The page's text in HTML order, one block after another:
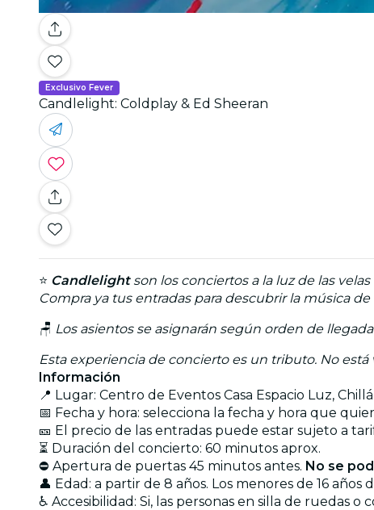
Exclusivo Fever
Candlelight: Coldplay & Ed Sheeran
⭐ Candlelightson los conciertos a la luz de las
Compra ya tus entradas para descubrir la música
🪑 Los asientos se asignarán según orden de
Esta experiencia de concierto es un tributo. No
Información
📍 Lugar: Centro de Eventos Casa Espacio Luz,
📅 Fecha y hora: selecciona la fecha y hora que
🎫 El precio de las entradas puede estar sujeto a
⏳ Duración del concierto: 60 minutos aprox.
⛔ Apertura de puertas 45 minutos antes. No se
👤 Edad: a partir de 8 años. Los menores de 16
♿ Accesibilidad: Si, las personas en silla de ruedas